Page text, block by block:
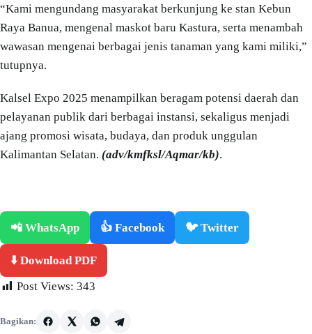
“Kami mengundang masyarakat berkunjung ke stan Kebun
Raya Banua, mengenal maskot baru Kastura, serta menambah
wawasan mengenai berbagai jenis tanaman yang kami miliki,”
tutupnya.
Kalsel Expo 2025 menampilkan beragam potensi daerah dan
pelayanan publik dari berbagai instansi, sekaligus menjadi
ajang promosi wisata, budaya, dan produk unggulan
Kalimantan Selatan. (adv/kmfksl/Aqmar/kb).
📲 WhatsApp 👍 Facebook 🐦 Twitter
⬇️ Download PDF
Post Views: 343
Bagikan: